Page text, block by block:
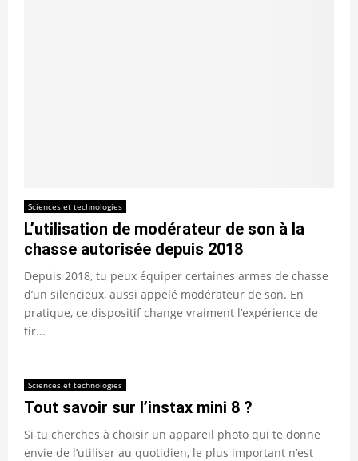
Sciences et technologies
L’utilisation de modérateur de son à la
chasse autorisée depuis 2018
Depuis 2018, tu peux équiper certaines armes de chasse
d’un silencieux, aussi appelé modérateur de son. En
pratique, ce dispositif change vraiment l’expérience de
tir...
Sciences et technologies
Tout savoir sur l’instax mini 8 ?
Si tu cherches à choisir un appareil photo qui te donne
envie de l’utiliser au quotidien, le plus important n’est